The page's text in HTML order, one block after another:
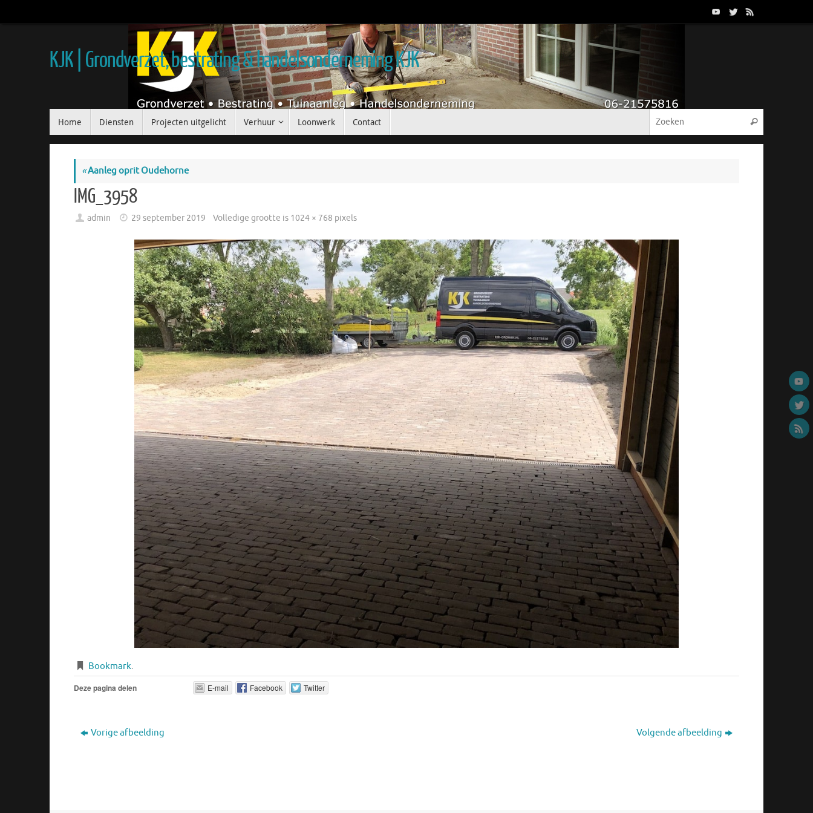
KJK | Grondverzet, bestrating & handelsonderneming KJK
Home Diensten Projecten uitgelicht Verhuur Loonwerk Contact
«Aanleg oprit Oudehorne
IMG_3958
admin 29 september 2019 Volledige grootte is 1024 × 768 pixels
Bookmark.
Deze pagina delen E-mail Facebook Twitter
Vorige afbeelding Volgende afbeelding